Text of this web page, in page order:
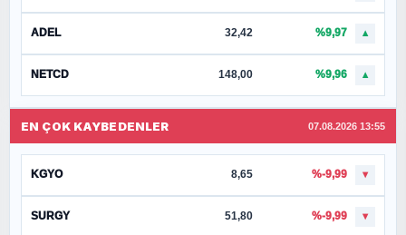
ADEL 32,42 %9,97 ▲
NETCD 148,00 %9,96 ▲
EN ÇOK KAYBEDENLER 07.08.2026 13:55
KGYO 8,65 %-9,99 ▼
SURGY 51,80 %-9,99 ▼